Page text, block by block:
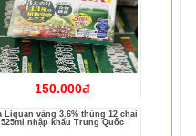
150.000đ
525ml nhập khẩu Trung Quốc